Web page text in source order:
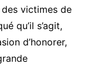
victimes de
qu’il s’agit,
d’honorer,